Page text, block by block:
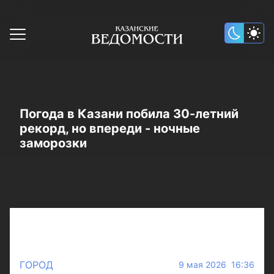
Погода в Казани побила 30-летний
рекорд, но впереди - ночные
заморозки
ГОРОД 9 мая 2026 16:36